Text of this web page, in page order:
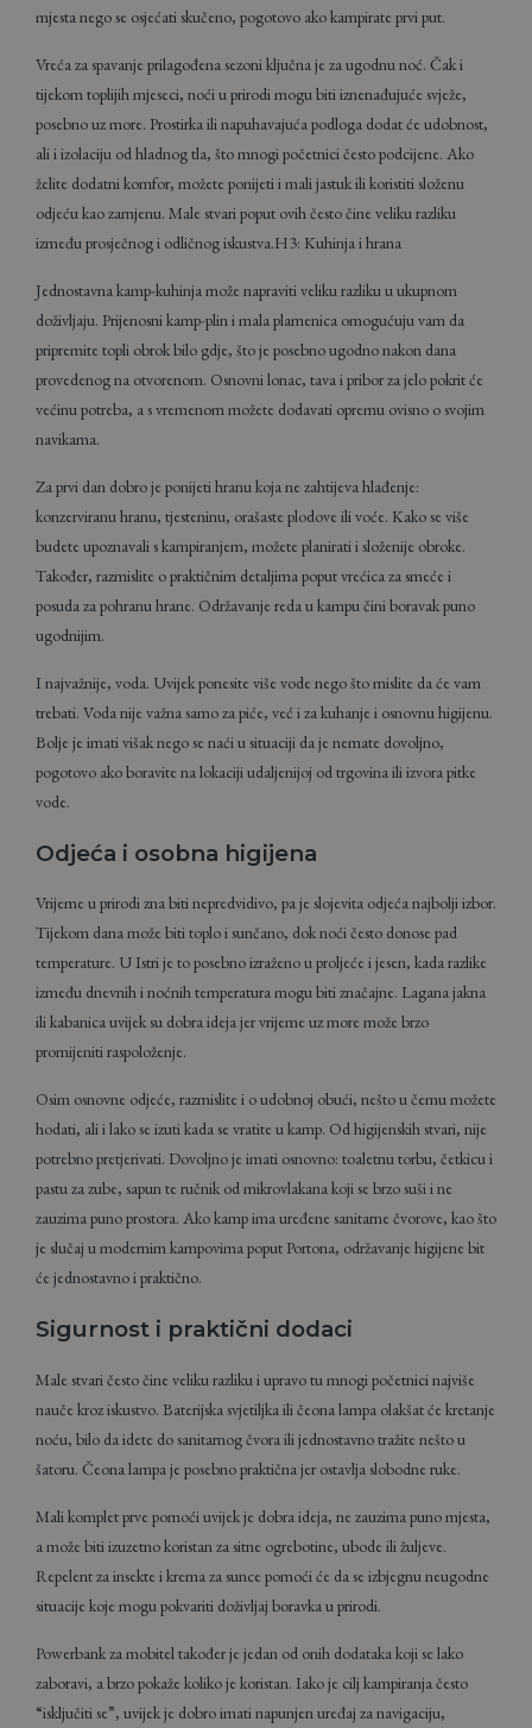
mjesta nego se osjećati skučeno, pogotovo ako kampirate prvi put.
Vreća za spavanje prilagođena sezoni ključna je za ugodnu noć. Čak i
tijekom toplijih mjeseci, noći u prirodi mogu biti iznenađujuće svježe,
posebno uz more. Prostirka ili napuhavajuća podloga dodat će udobnost,
ali i izolaciju od hladnog tla, što mnogi početnici često podcijene. Ako
želite dodatni komfor, možete ponijeti i mali jastuk ili koristiti složenu
odjeću kao zamjenu. Male stvari poput ovih često čine veliku razliku
između prosječnog i odličnog iskustva.H3: Kuhinja i hrana
Jednostavna kamp-kuhinja može napraviti veliku razliku u ukupnom
doživljaju. Prijenosni kamp-plin i mala plamenica omogućuju vam da
pripremite topli obrok bilo gdje, što je posebno ugodno nakon dana
provedenog na otvorenom. Osnovni lonac, tava i pribor za jelo pokrit će
većinu potreba, a s vremenom možete dodavati opremu ovisno o svojim
navikama.
Za prvi dan dobro je ponijeti hranu koja ne zahtijeva hlađenje:
konzerviranu hranu, tjesteninu, orašaste plodove ili voće. Kako se više
budete upoznavali s kampiranjem, možete planirati i složenije obroke.
Također, razmislite o praktičnim detaljima poput vrećica za smeće i
posuda za pohranu hrane. Održavanje reda u kampu čini boravak puno
ugodnijim.
I najvažnije, voda. Uvijek ponesite više vode nego što mislite da će vam
trebati. Voda nije važna samo za piće, već i za kuhanje i osnovnu higijenu.
Bolje je imati višak nego se naći u situaciji da je nemate dovoljno,
pogotovo ako boravite na lokaciji udaljenijoj od trgovina ili izvora pitke
vode.
Odjeća i osobna higijena
Vrijeme u prirodi zna biti nepredvidivo, pa je slojevita odjeća najbolji izbor.
Tijekom dana može biti toplo i sunčano, dok noći često donose pad
temperature. U Istri je to posebno izraženo u proljeće i jesen, kada razlike
između dnevnih i noćnih temperatura mogu biti značajne. Lagana jakna
ili kabanica uvijek su dobra ideja jer vrijeme uz more može brzo
promijeniti raspoloženje.
Osim osnovne odjeće, razmislite i o udobnoj obući, nešto u čemu možete
hodati, ali i lako se izuti kada se vratite u kamp. Od higijenskih stvari, nije
potrebno pretjerivati. Dovoljno je imati osnovno: toaletnu torbu, četkicu i
pastu za zube, sapun te ručnik od mikrovlakana koji se brzo suši i ne
zauzima puno prostora. Ako kamp ima uređene sanitarne čvorove, kao što
je slučaj u modernim kampovima poput Portona, održavanje higijene bit
će jednostavno i praktično.
Sigurnost i praktični dodaci
Male stvari često čine veliku razliku i upravo tu mnogi početnici najviše
nauče kroz iskustvo. Baterijska svjetiljka ili čeona lampa olakšat će kretanje
noću, bilo da idete do sanitarnog čvora ili jednostavno tražite nešto u
šatoru. Čeona lampa je posebno praktična jer ostavlja slobodne ruke.
Mali komplet prve pomoći uvijek je dobra ideja, ne zauzima puno mjesta,
a može biti izuzetno koristan za sitne ogrebotine, ubode ili žuljeve.
Repelent za insekte i krema za sunce pomoći će da se izbjegnu neugodne
situacije koje mogu pokvariti doživljaj boravka u prirodi.
Powerbank za mobitel također je jedan od onih dodataka koji se lako
zaboravi, a brzo pokaže koliko je koristan. Iako je cilj kampiranja često
“isključiti se”, uvijek je dobro imati napunjen uređaj za navigaciju,